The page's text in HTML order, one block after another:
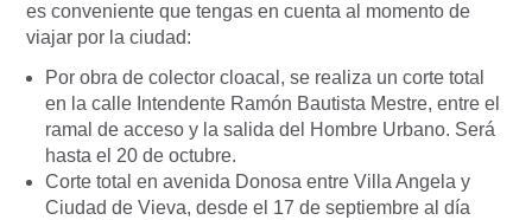
es conveniente que tengas en cuenta al momento de
viajar por la ciudad:
Por obra de colector cloacal, se realiza un corte total
en la calle Intendente Ramón Bautista Mestre, entre el
ramal de acceso y la salida del Hombre Urbano. Será
hasta el 20 de octubre.
Corte total en avenida Donosa entre Villa Angela y
Ciudad de Vieva, desde el 17 de septiembre al día